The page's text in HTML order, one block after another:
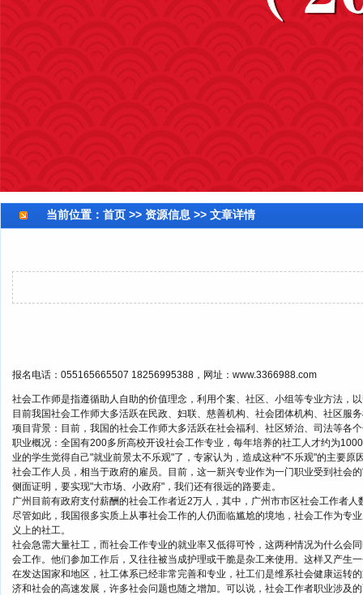
当前位置： 首页 >> 资源信息 >> 文章详情
报名电话：055165665507 18256995388，网址：www.3366988.com
社会工作师是指遵循助人自助的价值理念，利用个案、社区、小组等专业方法，
目前我国社会工作师大多活跃在民政、妇联、慈善机构、社会团体机构、社区
项目背景：目前，我国的社会工作师大多活跃在社会福利、社区矫治、司法等各
职业概况：全国有200多所高校开设社会工作专业，每年培养的社工人才约为
业的学生觉得自己"就业前景太不乐观"了，专家认为，造成这种"不乐观"的主要原
社会工作人员，相当于政府的雇员。目前，这一新兴专业作为一门职业受到社会
侧面证明，要实现"大市场、小政府"，我们还有很远的路要走。
广州目前有政府支付薪酬的社会工作者近2万人，其中，广州市市区社会工作者
尽管如此，我国很多实质上从事社会工作的人仍面临尴尬的境地，社会工作为专
义上的社工。
社会急需大量社工，而社会工作专业的就业率又低得可怜，这两种情况为什么会
会工作。他们参加工作后，又往往被当成护理或干脆是杂工来使用。这样又产生
在发达国家和地区，社工体系已经非常完善和专业，社工们是维系社会健康运转
济和社会的高速发展，许多社会问题也随之增加。可以说，社会工作者职业涉及